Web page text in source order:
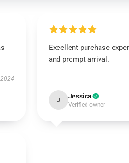
2024
Excellent purchase
and prompt arrival.
J Jessica
Verified owner